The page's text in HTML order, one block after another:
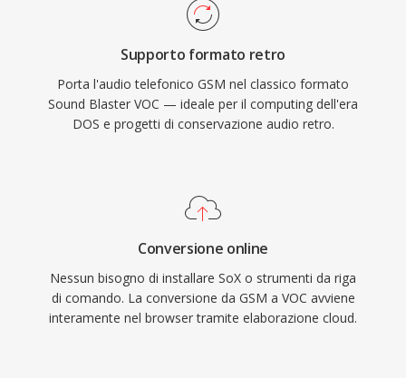
un uso estensivo nei giochi DOS di id Software,
Sierra e LucasArts. Con l&#039;avvento di
Windows e del formato WAV, VOC è
gradualmente uscito dall&#039;uso
mainstream, ma resta importante per la
preservazione del retrogaming e per chiunque
Supporto formato retro
Porta l'audio telefonico GSM nel classico formato
Sound Blaster VOC — ideale per il computing dell'era
DOS e progetti di conservazione audio retro.
Conversione online
Nessun bisogno di installare SoX o strumenti da riga
di comando. La conversione da GSM a VOC avviene
interamente nel browser tramite elaborazione cloud.